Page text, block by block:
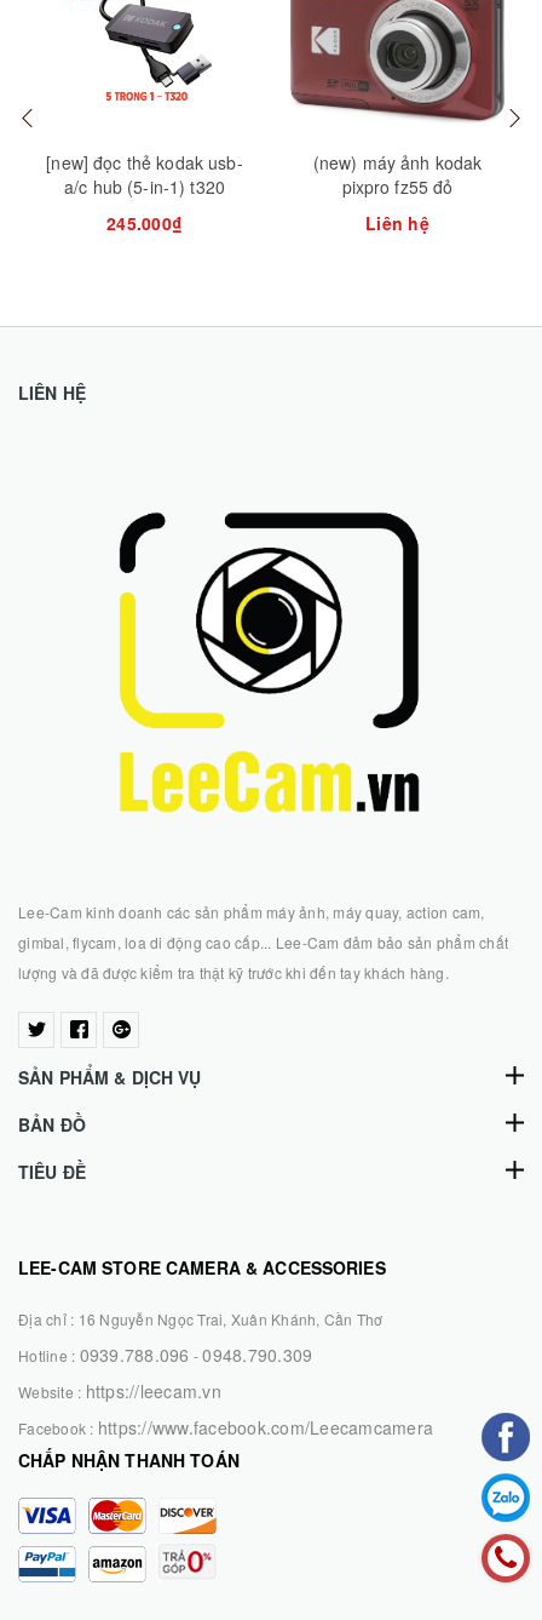
[new] đọc thẻ kodak usb-
a/c hub (5-in-1) t320
245.000₫
(new) máy ảnh kodak
pixpro fz55 đỏ
Liên hệ
LIÊN HỆ
Lee-Cam kinh doanh các sản phẩm máy ảnh, máy quay, action cam,
gimbal, flycam, loa di động cao cấp... Lee-Cam đảm bảo sản phẩm chất
lượng và đã được kiểm tra thật kỹ trước khi đến tay khách hàng.
SẢN PHẨM & DỊCH VỤ
BẢN ĐỒ
TIÊU ĐỀ
LEE-CAM STORE CAMERA & ACCESSORIES
Địa chỉ : 16 Nguyễn Ngọc Trai, Xuân Khánh, Cần Thơ
Hotline : 0939.788.096 -0948.790.309
Website : https://leecam.vn
Facebook : https://www.facebook.com/Leecamcamera
CHẤP NHẬN THANH TOÁN